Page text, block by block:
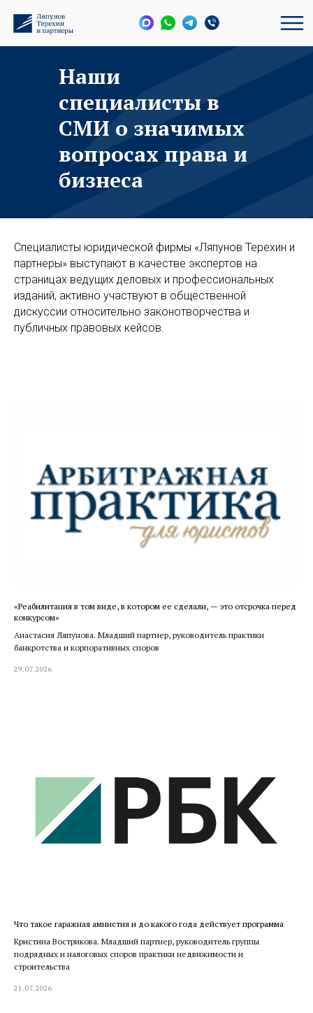
Наши
специалисты в
СМИ о значимых
вопросах права и
бизнеса
Специалисты юридической фирмы «Ляпунов Терехин и
партнеры» выступают в качестве экспертов на
страницах ведущих деловых и профессиональных
изданий, активно участвуют в общественной
дискуссии относительно законотворчества и
публичных правовых кейсов.
«Реабилитация в том виде, в котором ее сделали, — это отсрочка перед
конкурсом»
Анастасия Ляпунова. Младший партнер, руководитель практики
банкротства и корпоративных споров
29.07.2026
Что такое гаражная амнистия и до какого года действует программа
Кристина Вострикова. Младший партнер, руководитель группы
подрядных и налоговых споров практики недвижимости и
строительства
21.07.2026